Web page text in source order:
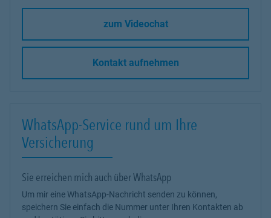
zum Videochat
Kontakt aufnehmen
WhatsApp-Service rund um Ihre
Versicherung
Sie erreichen mich auch über WhatsApp
Um mir eine WhatsApp-Nachricht senden zu können,
speichern Sie einfach die Nummer unter Ihren Kontakten ab